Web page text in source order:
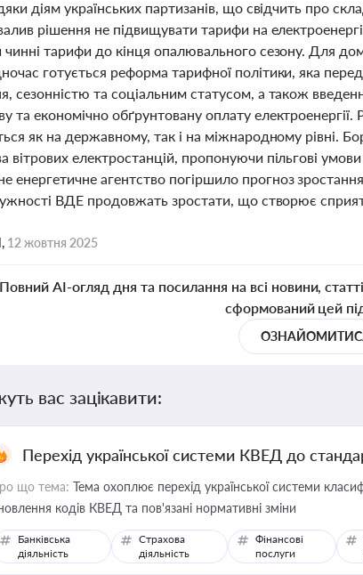
діям українських партизанів, що свідчить про
рішення не підвищувати тарифи на
чинні тарифи до кінця опалювального сезону. Для
готується реформа тарифної політики, яка
сезонністю та соціальним статусом, а також
та економічно обґрунтовану оплату електроенергії.
як на державному, так і на міжнародному рівні.
вітрових електростанцій, пропонуючи пільгові
енергетичне агентство погіршило прогноз
ВДЕ продовжать зростати, що створює
12 жовтня 2025
Повний AI-огляд дня та посилання на всі новини,
сформований цей
вас зацікавити:
Перехід української системи КВЕД до
що тема: Тема охоплює перехід української системи
кодів КВЕД та пов'язані нормативні зміни
Банківська
діяльність
Страхова
діяльність
Фінансові
послуги